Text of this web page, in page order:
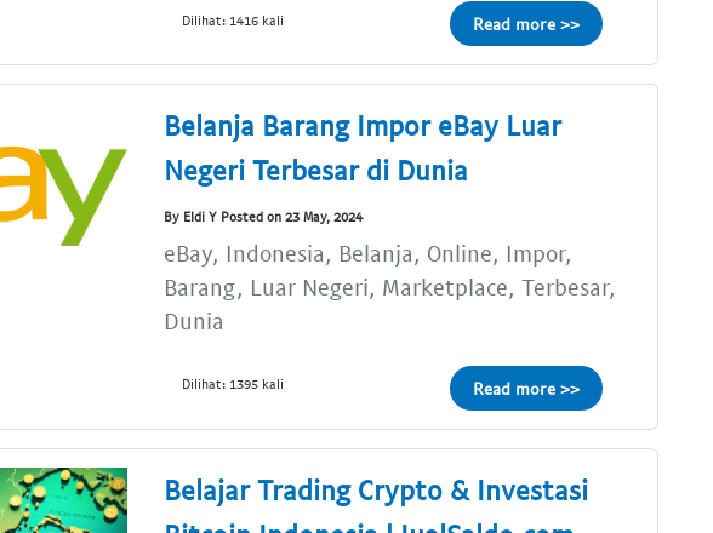
Dilihat: 1416 kali Read more >>
Belanja Barang Impor eBay Luar
Negeri Terbesar di Dunia
By Eldi Y Posted on 23 May, 2024
eBay, Indonesia, Belanja, Online, Impor,
Barang, Luar Negeri, Marketplace, Terbesar,
Dunia
Dilihat: 1395 kali Read more >>
Belajar Trading Crypto & Investasi